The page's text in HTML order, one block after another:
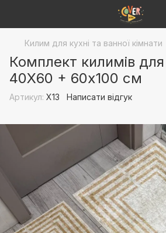
Килим для кухні та ванної кімнати
Комплект килимів для
40Х60 + 60x100 см
Артикул: Х13 Написати відгук